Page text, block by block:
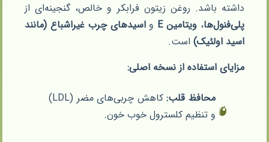
داشته باشد. روغن زیتون فرابکر و خالص، گنجینه‌ای از
پلی‌فنول‌ها، ویتامین E واسیدهای چرب غیراشباع (مانند
اسید اولئیک) است.
مزایای استفاده از نسخه اصلی:
محافظ قلب:
کاهش چربی‌های مضر (LDL)
و تنظیم کلسترول خوب خون.